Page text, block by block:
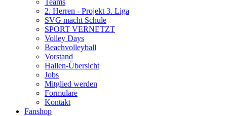
Teams
2. Herren - Projekt 3. Liga
SVG macht Schule
SPORT VERNETZT
Volley Days
Beachvolleyball
Vorstand
Hallen-Übersicht
Jobs
Mitglied werden
Formulare
Kontakt
Fanshop